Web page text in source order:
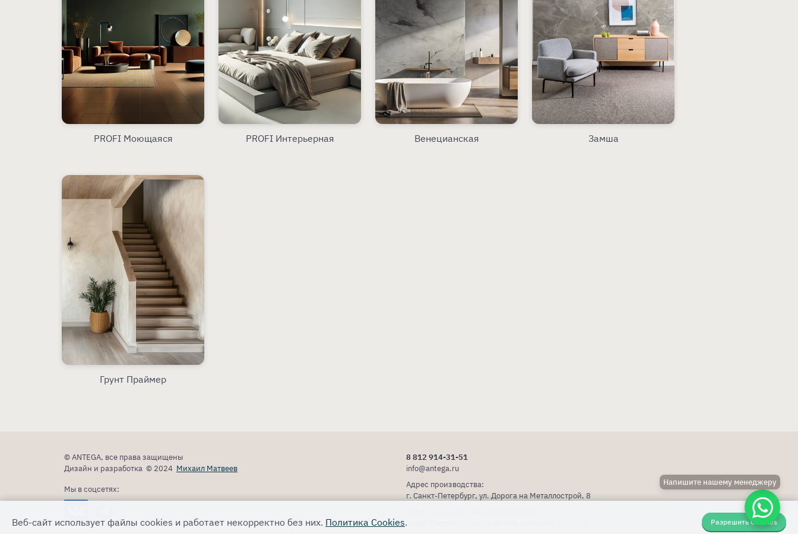
PROFI Моющаяся PROFI Интерьерная Венецианская Замша
Грунт Праймер
© ANTEGA, все права защищены
Дизайн и разработка © 2024 Михаил Матвеев
Мы в соцсетях:
8 812 914-31-51
info@antega.ru
Адрес производства:
г. Санкт-Петербург, ул. Дорога на Металлострой, 8
Санкт-Петербург, ул. Маршала Новикова 28 лит. Е
Веб-сайт использует файлы cookies и работает некорректно без них. Политика Cookies. Разрешить Cookies
Напишите нашему менеджеру